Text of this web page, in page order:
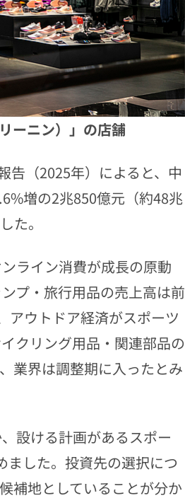
ーニン）」の店舗
告（2025年）によると、中
増の2兆850億元（約48兆
た。
ライン消費が成長の原動
プ・旅行用品の売上高は前
アウトドア経済がスポーツ
クリング用品・関連部品の
業界は調整期に入ったとみ
設ける計画があるスポー
ました。投資先の選択につ
補地としていることが分か